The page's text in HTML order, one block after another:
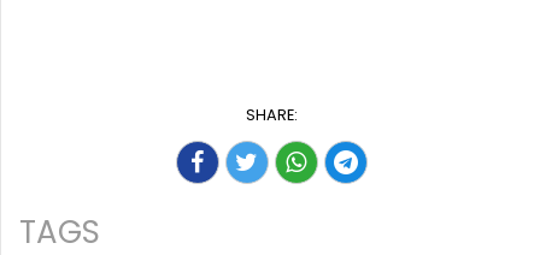
SHARE:
TAGS